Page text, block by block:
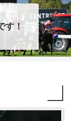
す！